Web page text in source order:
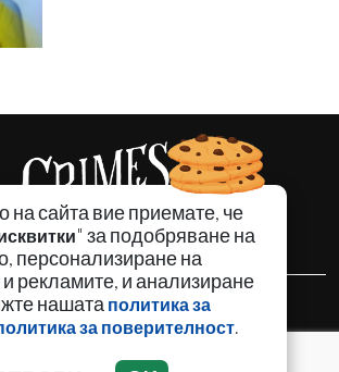
на сайта вие приемате, че
" за подобряване на
персонализиране на
рекламите, и анализиране
нашата политика за
за поверителност.
НОВИНИ
АНАЛИЗИ
ЗАБАВНО